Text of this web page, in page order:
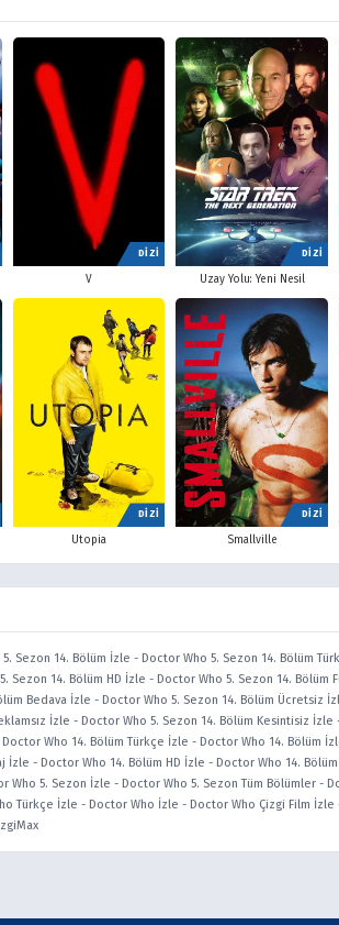
DİZİ
V
DİZİ
Uzay Yolu: Yeni Nesil
DİZİ
Utopia
DİZİ
Smallville
Sezon 14. Bölüm İzle - Doctor Who 5. Sezon 14. Bölüm
Sezon 14. Bölüm HD İzle - Doctor Who 5. Sezon 14. Bölüm
Bedava İzle - Doctor Who 5. Sezon 14. Bölüm Ücretsiz
İzle - Doctor Who 5. Sezon 14. Bölüm Kesintisiz İzle
Doctor Who 14. Bölüm Türkçe İzle - Doctor Who 14. Bölüm
İzle - Doctor Who 14. Bölüm HD İzle - Doctor Who 14.
Who 5. Sezon İzle - Doctor Who 5. Sezon Tüm Bölümler -
Türkçe İzle - Doctor Who İzle - Doctor Who Çizgi Film İzle